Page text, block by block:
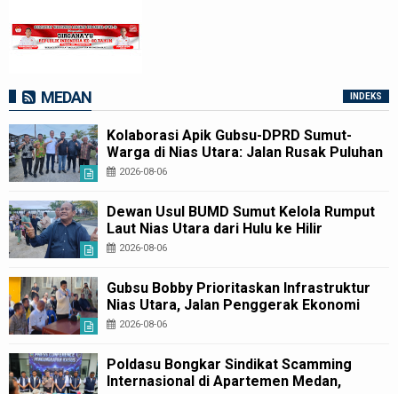
MEDAN INDEKS
Kolaborasi Apik Gubsu-DPRD Sumut-
Warga di Nias Utara: Jalan Rusak Puluhan
Tahun Akhirnya Diperbaiki
2026-08-06
Dewan Usul BUMD Sumut Kelola Rumput
Laut Nias Utara dari Hulu ke Hilir
2026-08-06
Gubsu Bobby Prioritaskan Infrastruktur
Nias Utara, Jalan Penggerak Ekonomi
Mulai Dibenahi
2026-08-06
Poldasu Bongkar Sindikat Scamming
Internasional di Apartemen Medan,